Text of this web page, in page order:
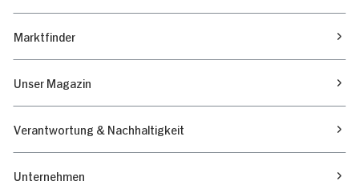
Marktfinder
Unser Magazin
Verantwortung & Nachhaltigkeit
Unternehmen